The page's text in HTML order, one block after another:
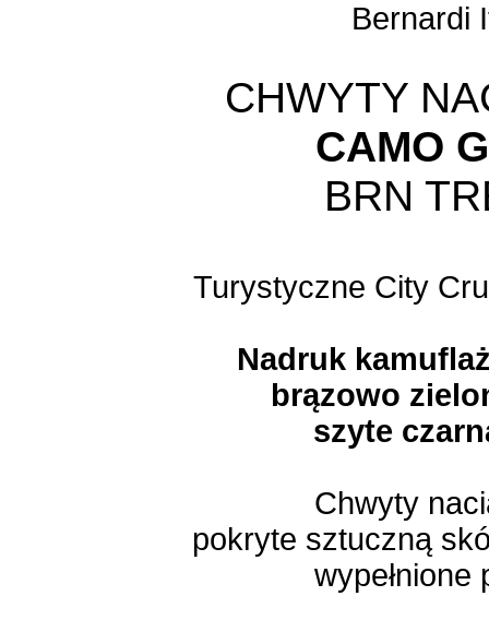
Bernardi
CHWYTY
CAMO
BRN
Turystyczne City
Nadruk
brązowo
szyte
Chwyty
pokryte sztuczną
wypełnione